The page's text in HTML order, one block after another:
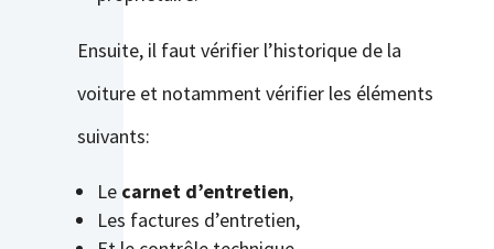
Ensuite, il faut vérifier l’historique de la
voiture et notamment vérifier les éléments
suivants:
Le carnet d’entretien,
Les factures d’entretien,